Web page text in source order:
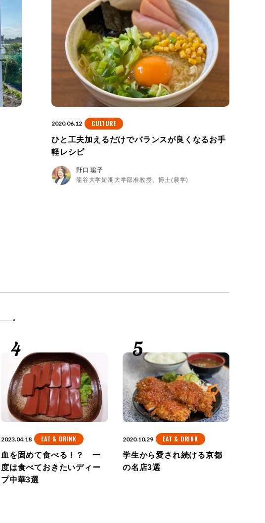
2020.06.12
CULTURE
ひと工夫加えるだけでバランスが良くなるお手
軽レシピ
野口 聡子
龍谷大学短期大学部准教授、博士(農学)
2023.04.18
EAT & DRINK
血を固めて食べる！？ 一
度は食べておきたいディー
プ中華3選
2020.10.29
EAT & DRINK
学生から愛され続ける京都
の名店3選